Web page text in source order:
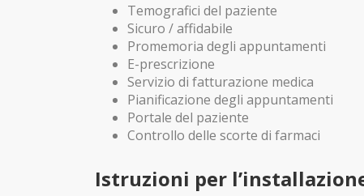
Temografici del paziente
Sicuro / affidabile
Promemoria degli appuntamenti
E-prescrizione
Servizio di fatturazione medica
Pianificazione degli appuntamenti
Portale del paziente
Controllo delle scorte di farmaci
Istruzioni per